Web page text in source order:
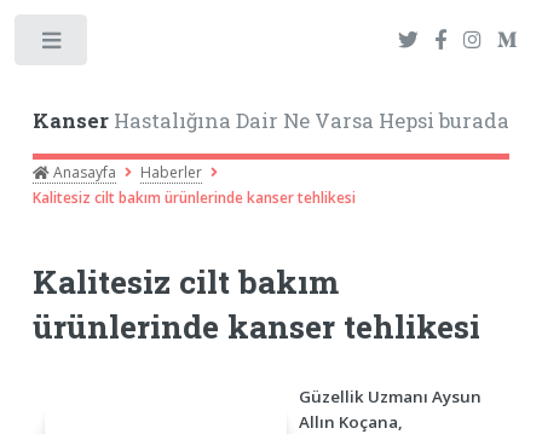
KanserHastalığına Dair Ne Varsa Hepsi burada
Anasayfa
Haberler
Kalitesiz cilt bakım ürünlerinde kanser tehlikesi
Kalitesiz cilt bakım
ürünlerinde kanser tehlikesi
Güzellik Uzmanı Aysun
Allın Koçana,